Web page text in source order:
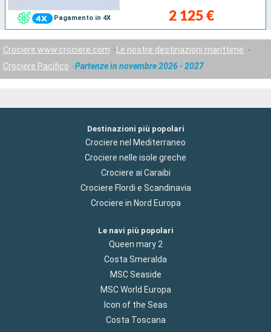
Pagamento in 4X 2 125 €
Crociere www.crociere.com
Le nostre destinazioni marittime
Crociere Pacifico
Partenze in novembre 2026 - 2027
Destinazioni più popolari
Crociere nel Mediterraneo
Crociere nelle isole greche
Crociere ai Caraibi
Crociere Flordi e Scandinavia
Crociere in Nord Europa
Le navi più popolari
Queen mary 2
Costa Smeralda
MSC Seaside
MSC World Europa
Icon of the Seas
Costa Toscana